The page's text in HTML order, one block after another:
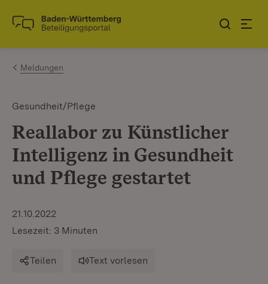
Zum Inhalt springen
Link zur Startseite
Meldungen
Gesundheit/Pflege
Reallabor zu Künstlicher
Intelligenz in Gesundheit
und Pflege gestartet
21.10.2022
Lesezeit: 3 Minuten
Teilen Text vorlesen